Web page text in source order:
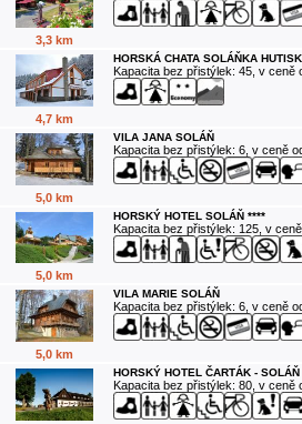
3,3 km
4,7 km
HORSKÁ CHATA SOLÁŇKA
Kapacita bez přistýlek: 45, v ceně
5,0 km
VILA JANA SOLÁŇ
Kapacita bez přistýlek: 6, v ceně
5,0 km
HORSKÝ HOTEL SOLÁŇ ****
Kapacita bez přistýlek: 125, v
5,0 km
VILA MARIE SOLÁŇ
Kapacita bez přistýlek: 6, v ceně
HORSKÝ HOTEL ČARTÁK - SOLÁŇ
Kapacita bez přistýlek: 80, v ceně